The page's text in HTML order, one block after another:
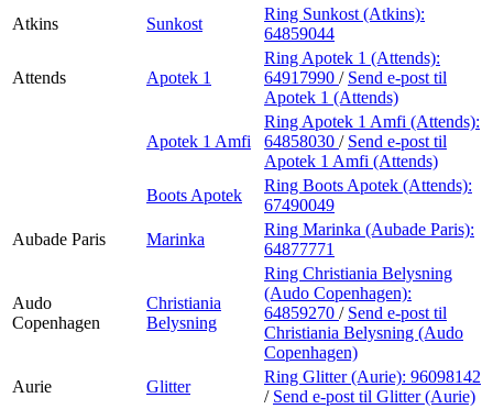
Atkins
Sunkost
Ring Sunkost (Atkins):
64859044
Attends Apotek 1
Ring Apotek 1 (Attends):
64917990 / Send e-post til
Apotek 1 (Attends)
Apotek 1 Amfi
Ring Apotek 1 Amfi (Attends):
64858030 / Send e-post til
Apotek 1 Amfi (Attends)
Boots Apotek
Ring Boots Apotek (Attends):
67490049
Aubade Paris
Marinka
Ring Marinka (Aubade Paris):
64877771
Audo
Copenhagen
Christiania
Belysning
Ring Christiania Belysning
(Audo Copenhagen):
64859270 / Send e-post til
Christiania Belysning (Audo
Copenhagen)
Aurie
Glitter
Ring Glitter (Aurie): 96098142
/ Send e-post til Glitter (Aurie)